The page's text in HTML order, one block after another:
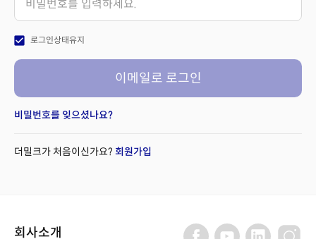
check_box 로그인상태유지
이메일로 로그인
비밀번호를 잊으셨나요?
더밀크가 처음이신가요? 회원가입
회사소개